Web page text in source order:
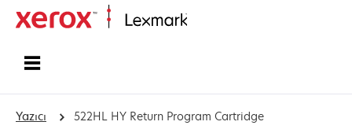
Yazıcı 522HL HY Return Program Cartridge